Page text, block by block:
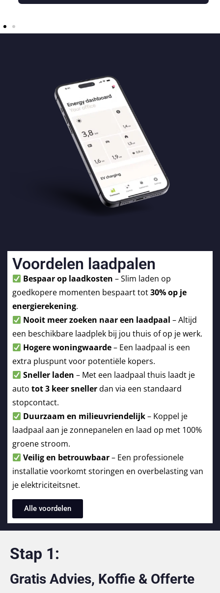
Voordelen laadpalen
Bespaar op laadkosten – Slim laden op
goedkopere momenten bespaart tot30% op je
energierekening.
Nooit meer zoeken naar een laadpaal – Altijd
een beschikbare laadplek bij jou thuis of op je werk.
Hogere woningwaarde– Een laadpaal is een
extra pluspunt voor potentiële kopers.
Sneller laden – Met een laadpaal thuis laadt je
auto tot 3 keer snellerdan via een standaard
stopcontact.
Duurzaam en milieuvriendelijk– Koppel je
laadpaal aan je zonnepanelen en laad op met 100%
groene stroom.
Veilig en betrouwbaar– Een professionele
installatie voorkomt storingen en overbelasting van
je elektriciteitsnet.
Alle voordelen
Stap 1:
Gratis Advies, Koffie & Offerte